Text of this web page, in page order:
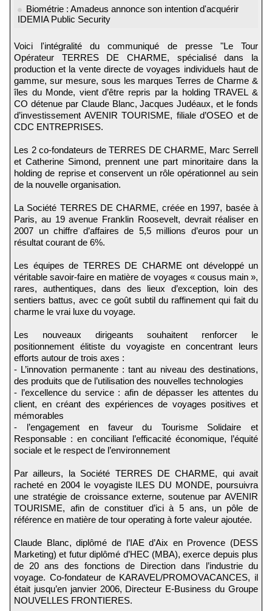
Biométrie : Amadeus annonce son intention d'acquérir
IDEMIA Public Security
Voici l'intégralité du communiqué de presse "Le Tour
Opérateur TERRES DE CHARME, spécialisé dans la
production et la vente directe de voyages individuels haut de
gamme, sur mesure, sous les marques Terres de Charme &
îles du Monde, vient d’être repris par la holding TRAVEL &
CO détenue par Claude Blanc, Jacques Judéaux, et le fonds
d’investissement AVENIR TOURISME, filiale d’OSEO et de
CDC ENTREPRISES.
Les 2 co-fondateurs de TERRES DE CHARME, Marc Serrell
et Catherine Simond, prennent une part minoritaire dans la
holding de reprise et conservent un rôle opérationnel au sein
de la nouvelle organisation.
La Société TERRES DE CHARME, créée en 1997, basée à
Paris, au 19 avenue Franklin Roosevelt, devrait réaliser en
2007 un chiffre d’affaires de 5,5 millions d’euros pour un
résultat courant de 6%.
Les équipes de TERRES DE CHARME ont développé un
véritable savoir-faire en matière de voyages « cousus main »,
rares, authentiques, dans des lieux d’exception, loin des
sentiers battus, avec ce goût subtil du raffinement qui fait du
charme le vrai luxe du voyage.
Les nouveaux dirigeants souhaitent renforcer le
positionnement élitiste du voyagiste en concentrant leurs
efforts autour de trois axes :
- L’innovation permanente : tant au niveau des destinations,
des produits que de l’utilisation des nouvelles technologies
- l’excellence du service : afin de dépasser les attentes du
client, en créant des expériences de voyages positives et
mémorables
- l’engagement en faveur du Tourisme Solidaire et
Responsable : en conciliant l’efficacité économique, l’équité
sociale et le respect de l’environnement
Par ailleurs, la Société TERRES DE CHARME, qui avait
racheté en 2004 le voyagiste ILES DU MONDE, poursuivra
une stratégie de croissance externe, soutenue par AVENIR
TOURISME, afin de constituer d’ici à 5 ans, un pôle de
référence en matière de tour operating à forte valeur ajoutée.
Claude Blanc, diplômé de l’IAE d’Aix en Provence (DESS
Marketing) et futur diplômé d’HEC (MBA), exerce depuis plus
de 20 ans des fonctions de Direction dans l’industrie du
voyage. Co-fondateur de KARAVEL/PROMOVACANCES, il
était jusqu’en janvier 2006, Directeur E-Business du Groupe
NOUVELLES FRONTIERES.